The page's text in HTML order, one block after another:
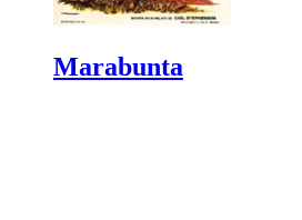
Marabunta